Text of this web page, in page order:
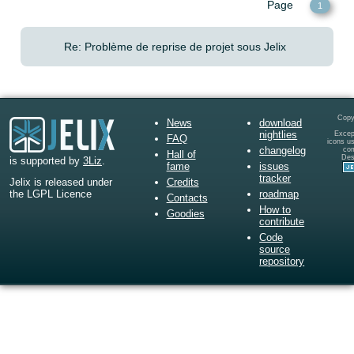
Page 1
Re: Problème de reprise de projet sous Jelix
is supported by 3Liz
Jelix is released under
the LGPL Licence
News
FAQ
Hall of
fame
Credits
Contacts
Goodies
download
nightlies
changelog
issues
tracker
roadmap
How to
contribute
Code
source
repository
icons